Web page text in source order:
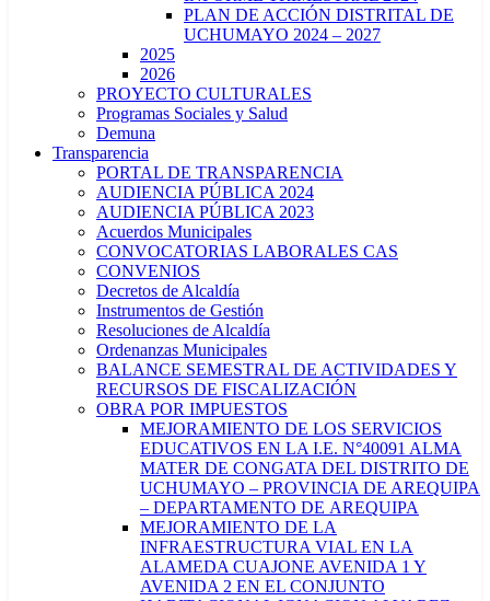
PLAN DE ACCIÓN DISTRITAL DE
UCHUMAYO 2024 – 2027
2025
2026
PROYECTO CULTURALES
Programas Sociales y Salud
Demuna
Transparencia
PORTAL DE TRANSPARENCIA
AUDIENCIA PÚBLICA 2024
AUDIENCIA PÚBLICA 2023
Acuerdos Municipales
CONVOCATORIAS LABORALES CAS
CONVENIOS
Decretos de Alcaldía
Instrumentos de Gestión
Resoluciones de Alcaldía
Ordenanzas Municipales
BALANCE SEMESTRAL DE ACTIVIDADES Y
RECURSOS DE FISCALIZACIÓN
OBRA POR IMPUESTOS
MEJORAMIENTO DE LOS SERVICIOS
EDUCATIVOS EN LA I.E. N°40091 ALMA
MATER DE CONGATA DEL DISTRITO DE
UCHUMAYO – PROVINCIA DE AREQUIPA
– DEPARTAMENTO DE AREQUIPA
MEJORAMIENTO DE LA
INFRAESTRUCTURA VIAL EN LA
ALAMEDA CUAJONE AVENIDA 1 Y
AVENIDA 2 EN EL CONJUNTO